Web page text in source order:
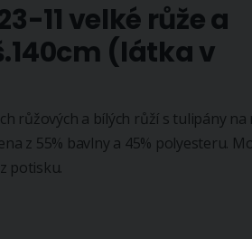
11 velké růže a
(látka v
růžových a bílých růží s tulipány na
z 55% bavlny a 45% polyesteru.
potisku.